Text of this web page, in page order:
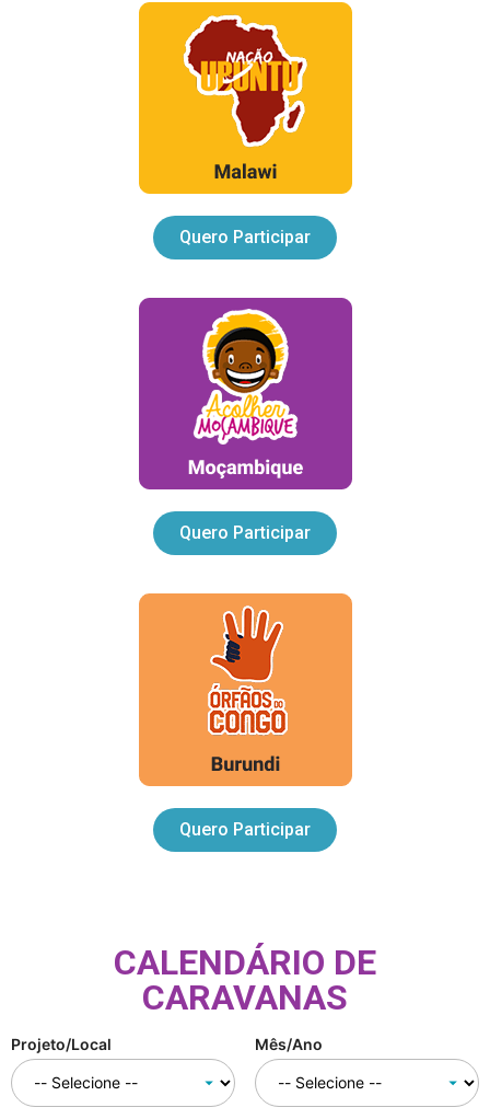
Quero Participar
Quero Participar
Quero Participar
CALENDÁRIO DE
CARAVANAS
Projeto/Local Mês/Ano